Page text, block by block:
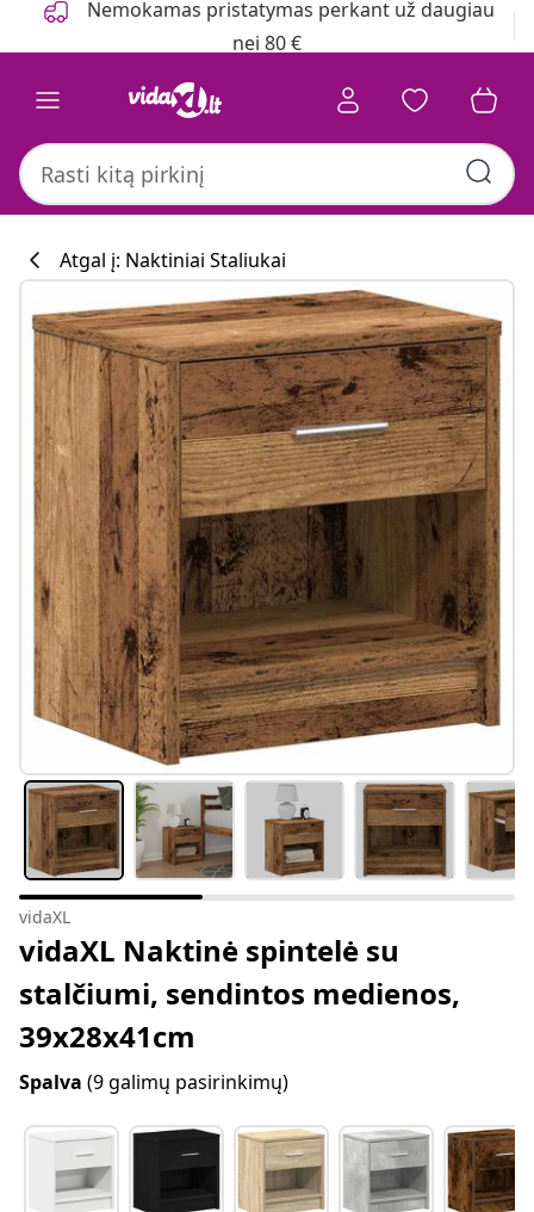
Nemokamas pristatymas perkant už daugiau
nei 80 €
Atgal į: Naktiniai Staliukai
vidaXL
vidaXL Naktinė spintelė su
stalčiumi, sendintos medienos,
39x28x41cm
Spalva (9 galimų pasirinkimų)